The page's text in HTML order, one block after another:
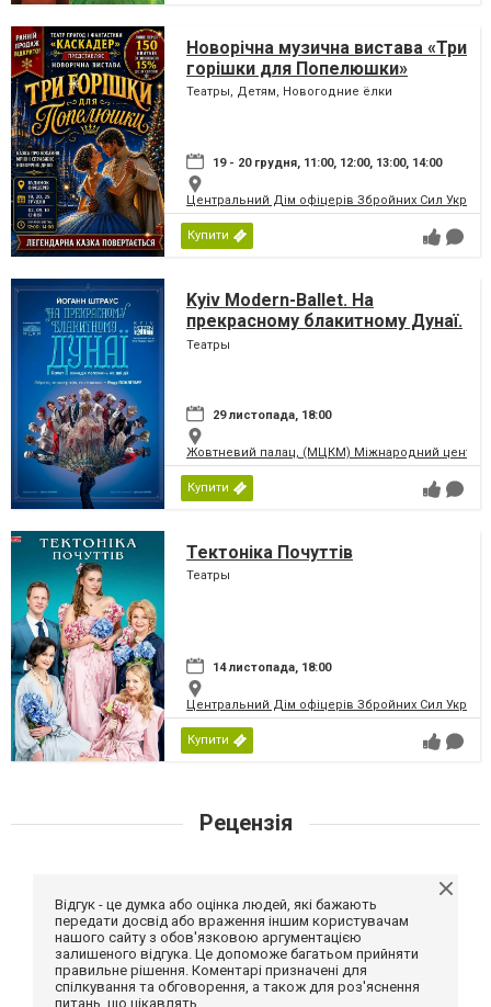
Новорічна музична вистава «Три
горішки для Попелюшки»
Театры, Детям, Новогодние ёлки
19 - 20 грудня, 11:00, 12:00, 13:00, 14:00
Центральний Дім офіцерів Збройних Сил
Купити
Kyiv Modern-Ballet. На
прекрасному блакитному Дунаї.
Раду Поклітару
Театры
29 листопада, 18:00
Жовтневий палац, (МЦКМ) Міжнародний центр
Купити
Тектоніка Почуттів
Театры
14 листопада, 18:00
Центральний Дім офіцерів Збройних Сил
Купити
Рецензія
Відгук - це думка або оцінка людей, які бажають
передати досвід або враження іншим користувачам
нашого сайту з обов'язковою аргументацією
залишеного відгука. Це допоможе багатьом прийняти
правильне рішення. Коментарі призначені для
спілкування та обговорення, а також для роз'яснення
питань, що цікавлять.